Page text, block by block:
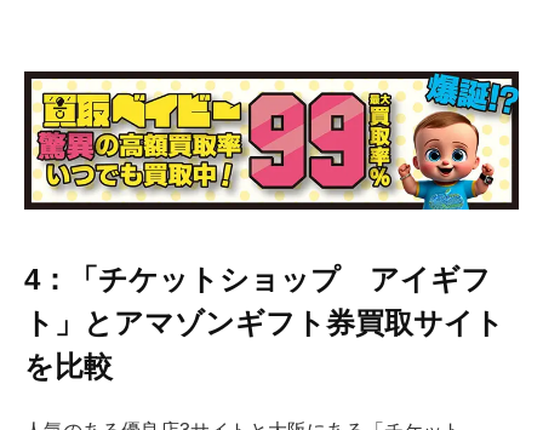
4：「チケットショップ アイギフ
ト」とアマゾンギフト券買取サイト
を比較